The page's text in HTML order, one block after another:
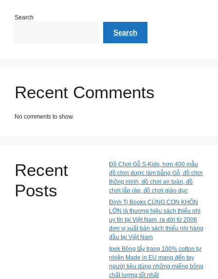
Search
Search
Recent Comments
No comments to show.
Recent
Posts
Đồ Chơi Gỗ S-Kids, hơn 400 mẫu
đồ chơi được làm bằng Gỗ, đồ chơi
thông minh, đồ chơi an toàn, đồ
chơi lắp ráp, đồ chơi giáo dục
Đinh Tị Books CÙNG CON KHÔN
LỚN là thương hiệu sách thiếu nhi
uy tín tại Việt Nam, ra đời từ 2006
đơn vị xuất bản sách thiếu nhi hàng
đầu tại Việt Nam
Ipek Bông tẩy trang 100% cotton tự
nhiên Made in EU mang đến tay
người tiêu dùng những miếng bông
chất lượng tốt nhất